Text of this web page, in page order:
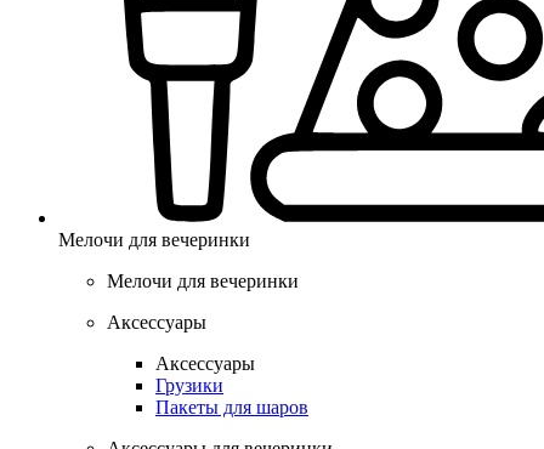
Мелочи для вечеринки
Мелочи для вечеринки
Аксессуары
Аксессуары
Грузики
Пакеты для шаров